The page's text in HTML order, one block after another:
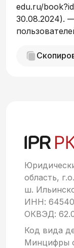
edu.ru/
30.08.2024).
область,
ш.
ИНН:
ОКВЭД:
Код вида
Минцифры